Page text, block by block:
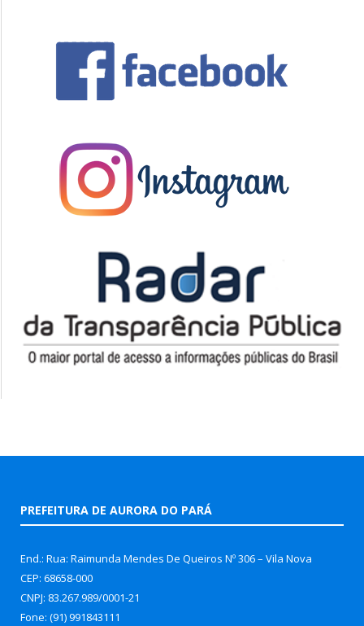
PREFEITURA DE AURORA DO PARÁ
End.: Rua: Raimunda Mendes De Queiros Nº 306 – Vila Nova
CEP: 68658-000
CNPJ: 83.267.989/0001-21
Fone: (91) 991843111